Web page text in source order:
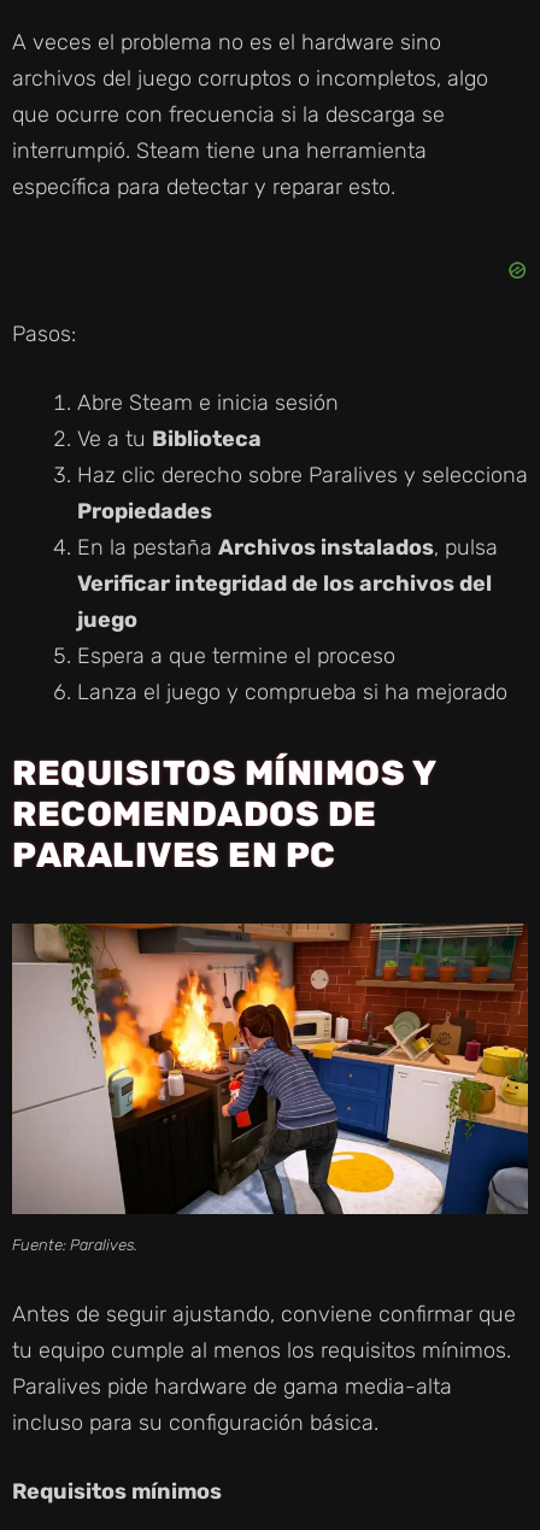
A veces el problema no es el hardware sino
archivos del juego corruptos o incompletos, algo
que ocurre con frecuencia si la descarga se
interrumpió. Steam tiene una herramienta
específica para detectar y reparar esto.
Pasos:
Abre Steam e inicia sesión
Ve a tu Biblioteca
Haz clic derecho sobre Paralives y selecciona
Propiedades
En la pestaña Archivos instalados, pulsa
Verificar integridad de los archivos del
juego
Espera a que termine el proceso
Lanza el juego y comprueba si ha mejorado
REQUISITOS MÍNIMOS Y
RECOMENDADOS DE
PARALIVES EN PC
Fuente: Paralives.
Antes de seguir ajustando, conviene confirmar que
tu equipo cumple al menos los requisitos mínimos.
Paralives pide hardware de gama media-alta
incluso para su configuración básica.
Requisitos mínimos